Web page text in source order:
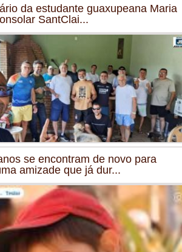
da estudante guaxupeana Maria
SantClai...
se encontram de novo para
amizade que já dur...